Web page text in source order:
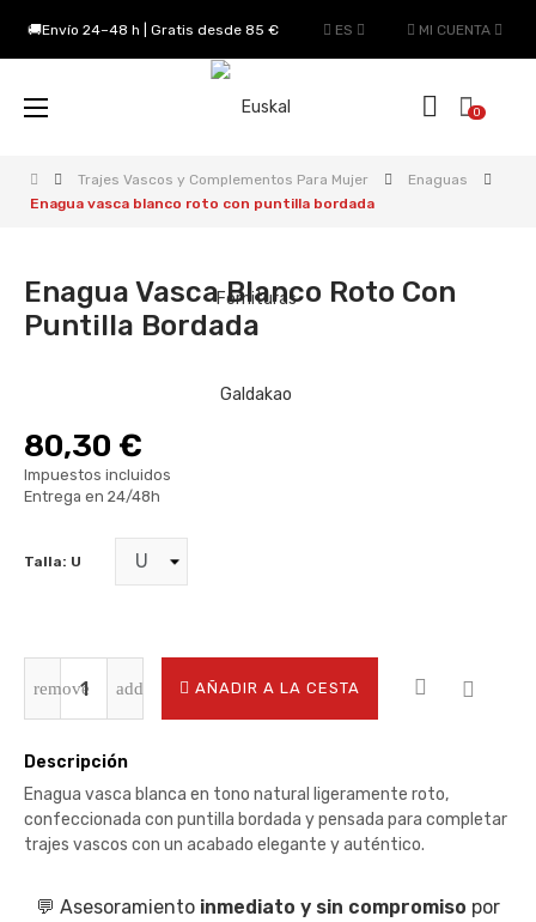
🚚Envío 24–48 h | Gratis desde 85 € ES MI CUENTA
Navegación
☰ 0
Trajes Vascos y Complementos Para Mujer
Enaguas
Enagua vasca blanco roto con puntilla bordada
Enagua Vasca Blanco Roto Con
Puntilla Bordada
80,30 €
Impuestos incluidos
Entrega en 24/48h
Talla: U
AÑADIR A LA CESTA
Descripción
Enagua vasca blanca en tono natural ligeramente roto,
confeccionada con puntilla bordada y pensada para completar
trajes vascos con un acabado elegante y auténtico.
💬 Asesoramiento inmediato y sin compromiso por